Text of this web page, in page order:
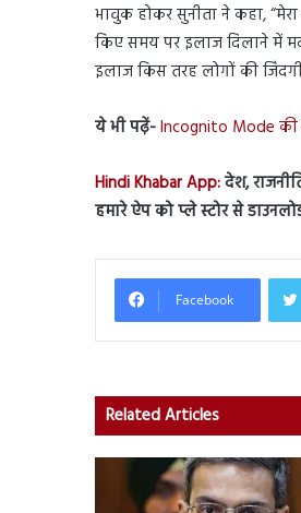
भावुक होकर सुनीता ने कहा, “मेरा
किए समय पर इलाज दिलाने में
इलाज किस तरह लोगों की
ये भी पढ़ें-Incognito Mode की
Hindi Khabar App:देश,
हमारे ऐप को प्ले स्टोर से
Facebook
Related Articles